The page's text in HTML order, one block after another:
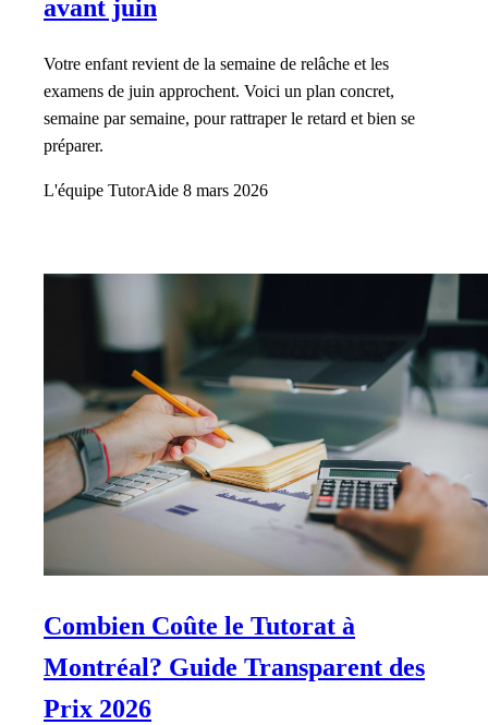
avant juin
Votre enfant revient de la semaine de relâche et les
examens de juin approchent. Voici un plan concret,
semaine par semaine, pour rattraper le retard et bien se
préparer.
L'équipe TutorAide 8 mars 2026
Combien Coûte le Tutorat à
Montréal? Guide Transparent des
Prix 2026